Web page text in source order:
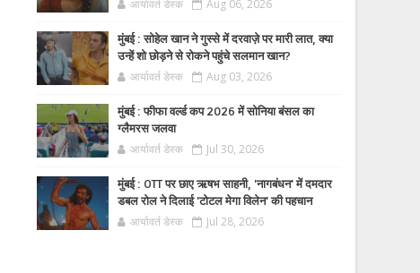
आर्यावर्त डेस्क Aug 06, 2026
मुंबई : सोहेल खान ने गुस्से में दरवाज़े पर मारी लात, क्या
उन्हें शो छोड़ने से रोकने पहुंचे सलमान खान?
आर्यावर्त डेस्क Aug 03, 2026
मुंबई : फीफा वर्ल्ड कप 2026 में सोनिया बंसल का
ग्लैमरस जलवा
आर्यावर्त डेस्क Jul 30, 2026
मुंबई : OTT पर छाए ऋषभ साहनी, 'नागबंधन' में दमदार
डबल रोल ने दिलाई 'टोटल मेगा विलेन' की पहचान
आर्यावर्त डेस्क Jul 28, 2026